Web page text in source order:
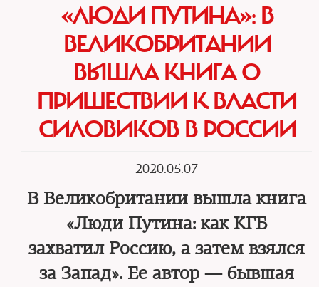
«ЛЮДИ ПУТИНА»: В
ВЕЛИКОБРИТАНИИ
ВЫШЛА КНИГА О
ПРИШЕСТВИИ К ВЛАСТИ
СИЛОВИКОВ В РОССИИ
2020.05.07
В Великобритании вышла книга
«Люди Путина: как КГБ
захватил Россию, а затем взялся
за Запад». Ее автор — бывшая